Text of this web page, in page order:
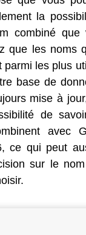
la
combiné que
que les noms
parmi les plus
base de
mise à
de
avec
ce qui peut
sur le